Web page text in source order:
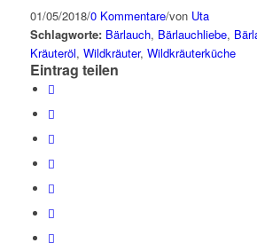
01/05/2018/0 Kommentare/von Uta
Schlagworte: Bärlauch, Bärlauchliebe,
Kräuteröl, Wildkräuter, Wildkräuterküche
Eintrag teilen